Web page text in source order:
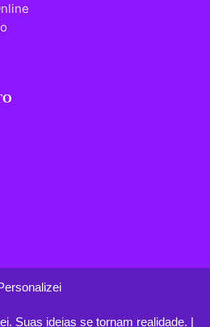
Suas ideias se tornam realidade. |